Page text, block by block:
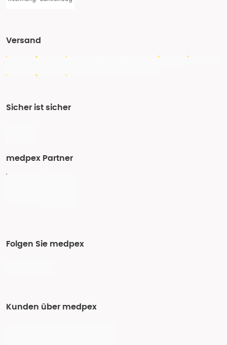
Versand
Sicher ist sicher
medpex Partner
Folgen Sie medpex
Kunden über medpex